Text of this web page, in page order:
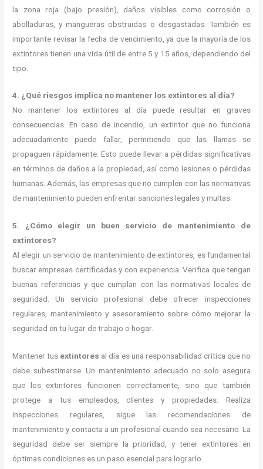
la zona roja (bajo presión), daños visibles como corrosión o
abolladuras, y mangueras obstruidas o desgastadas. También es
importante revisar la fecha de vencimiento, ya que la mayoría de los
extintores tienen una vida útil de entre 5 y 15 años, dependiendo del
tipo.
4. ¿Qué riesgos implica no mantener los extintores al día?
No mantener los extintores al día puede resultar en graves
consecuencias. En caso de incendio, un extintor que no funciona
adecuadamente puede fallar, permitiendo que las llamas se
propaguen rápidamente. Esto puede llevar a pérdidas significativas
en términos de daños a la propiedad, así como lesiones o pérdidas
humanas. Además, las empresas que no cumplen con las normativas
de mantenimiento pueden enfrentar sanciones legales y multas.
5. ¿Cómo elegir un buen servicio de mantenimiento de
extintores?
Al elegir un servicio de mantenimiento de extintores, es fundamental
buscar empresas certificadas y con experiencia. Verifica que tengan
buenas referencias y que cumplan con las normativas locales de
seguridad. Un servicio profesional debe ofrecer inspecciones
regulares, mantenimiento y asesoramiento sobre cómo mejorar la
seguridad en tu lugar de trabajo o hogar.
Mantener tus extintores al día es una responsabilidad crítica que no
debe subestimarse. Un mantenimiento adecuado no solo asegura
que los extintores funcionen correctamente, sino que también
protege a tus empleados, clientes y propiedades. Realiza
inspecciones regulares, sigue las recomendaciones de
mantenimiento y contacta a un profesional cuando sea necesario. La
seguridad debe ser siempre la prioridad, y tener extintores en
óptimas condiciones es un paso esencial para lograrlo.